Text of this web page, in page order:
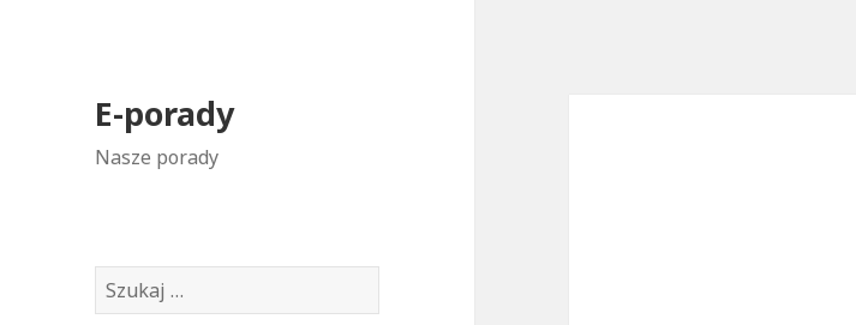
E-porady
Nasze porady
S
z